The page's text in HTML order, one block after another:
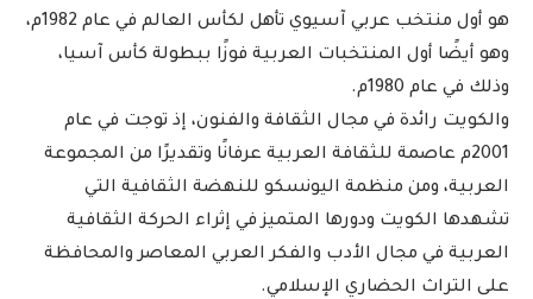
هو أول منتخب عربي آسيوي تأهل لكأس العالم في عام 1982م،
وهو أيضًا أول المنتخبات العربية فوزًا ببطولة كأس آسيا،
وذلك في عام 1980م.
والكويت رائدة في مجال الثقافة والفنون، إذ توجت في عام
2001م عاصمة للثقافة العربية عرفانًا وتقديرًا من المجموعة
العربية، ومن منظمة اليونسكو للنهضة الثقافية التي
تشهدها الكويت ودورها المتميز في إثراء الحركة الثقافية
العربية في مجال الأدب والفكر العربي المعاصر والمحافظة
على التراث الحضاري الإسلامي.